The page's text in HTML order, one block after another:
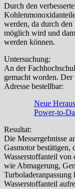
Durch den
werden, da durch
möglich wird und
werden können.
Untersuchung:
An der
gemacht worden.
Adresse bestellbar:
Neue
Power-to-
Resultat:
Die Messergebnisse
Gasmotor bestätigen,
Wasserstoffanteil
wie Abmagerung,
Wasserstoffanteil